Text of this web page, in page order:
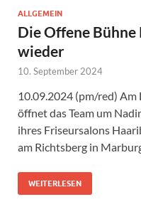
ALLGEMEIN
Die Offene
wieder
10. September 2024
10.09.2024 (pm/red) Am
öffnet das Team um
ihres Friseursalons
am Richtsberg in
WEITERLESEN